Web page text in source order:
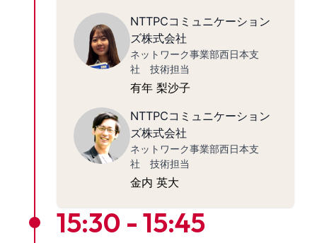
NTTPCコミュニケーション
ズ株式会社
ネットワーク事業部西日本支
社 技術担当
有年 梨沙子
NTTPCコミュニケーション
ズ株式会社
ネットワーク事業部西日本支
社 技術担当
金内 英大
15:30 - 15:45